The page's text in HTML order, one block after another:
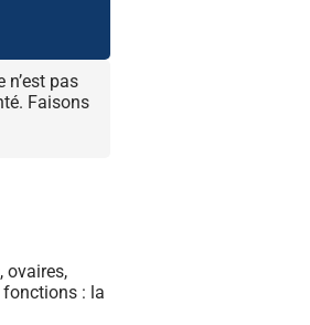
pas
Faisons
ovaires,
fonctions : la